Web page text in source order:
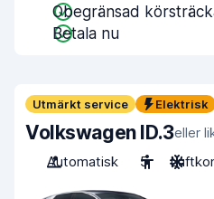
Obegränsad
Betala nu
Utmärkt service Elektrisk
Volkswagen ID.3eller
Automatisk
5